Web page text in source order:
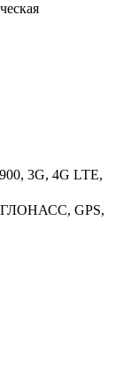
3G, 4G LTE,
ГЛОНАСС, GPS,